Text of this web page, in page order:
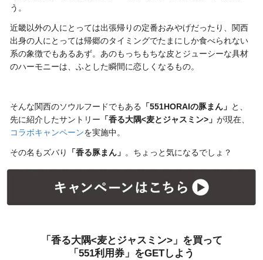
う。
近畿以外の人にとっては出張帰りの定番おみやげだったり、関西
出身の人にとっては帰郷のタイミングでたまにしか食べられない
系の象徴でもあるあず。あのもっちもちな皮とジューシーな具材
のハーモニーは、ふとした瞬間に恋しくなるもの。
そんな関西のソウルフードでもある 「551HORAIの豚まん」 と、
先に紹介したサントリー 「香る大隅<麦とジャスミン>」 が現在、
コラボキャンペーンを実施中。
その名もズバり 「香る豚まん」 。ちょっと気になるでしょ？
「香る大隅<麦とジャスミン>」を買って
「551利用券」をGETしよう